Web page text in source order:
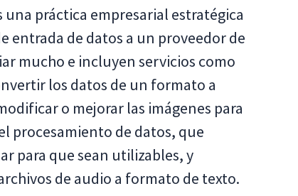
práctica empresarial estratégica
entrada de datos a un proveedor de
mucho e incluyen servicios como
los datos de un formato a
o mejorar las imágenes para
procesamiento de datos, que
para que sean utilizables, y
de audio a formato de texto.